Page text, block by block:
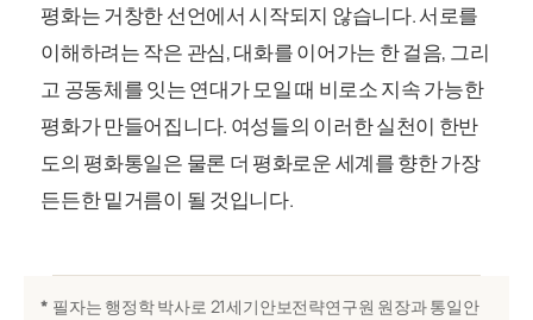
평화는 거창한 선언에서 시작되지 않습니다. 서로를
이해하려는 작은 관심, 대화를 이어가는 한 걸음, 그리
고 공동체를 잇는 연대가 모일 때 비로소 지속 가능한
평화가 만들어집니다. 여성들의 이러한 실천이 한반
도의 평화통일은 물론 더 평화로운 세계를 향한 가장
든든한 밑거름이 될 것입니다.
* 필자는 행정학 박사로 21세기안보전략연구원 원장과 통일안